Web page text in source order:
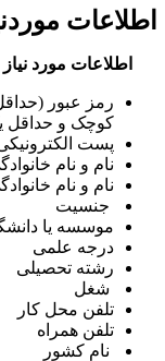
اطلاعات مورد
کوچک و حداقل
پست الکترونیکی
نام و نام
نام و نام
جنسیت
موسسه یا
درجه علمی
رشته تحصیلی
شغل
تلفن محل کار
تلفن همراه
نام کشور